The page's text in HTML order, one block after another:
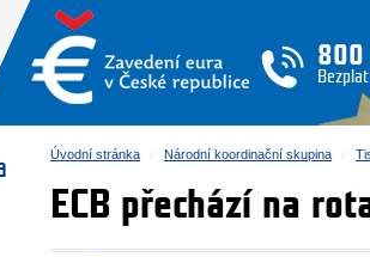
800
Úvodní stránka Národní koordinační skupina
ECB přechází na